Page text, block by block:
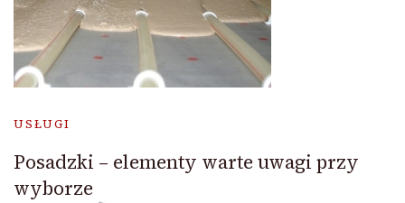
USŁUGI
Posadzki – elementy warte uwagi przy
wyborze